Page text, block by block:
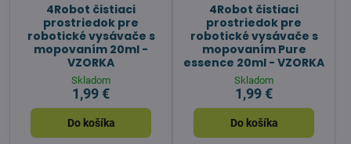
4Robot čistiaci
prostriedok pre
robotické vysávače s
mopovaním 20ml -
VZORKA
Skladom
1,99 €
Do košíka
4Robot čistiaci
prostriedok pre
robotické vysávače s
mopovaním Pure
essence 20ml - VZORKA
Skladom
1,99 €
Do košíka